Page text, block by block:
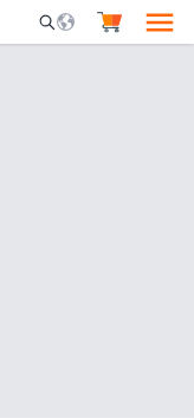
Mobile Search